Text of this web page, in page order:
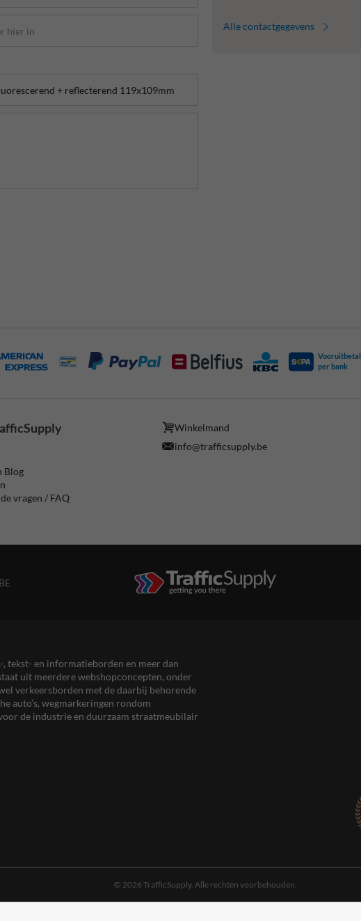
Alle contactgegevens
per bank
Blog
vragen / FAQ
Winkelmand
info@trafficsupply.be
tekst- en informatieborden en meer dan
uit meerdere webshopconcepten, onder
verkeersborden met de daarbij behorende
auto’s, wegmarkeringen rondom
de industrie en duurzaam straatmeubilair
© 2026 TrafficSupply. Alle rechten voorbehouden.